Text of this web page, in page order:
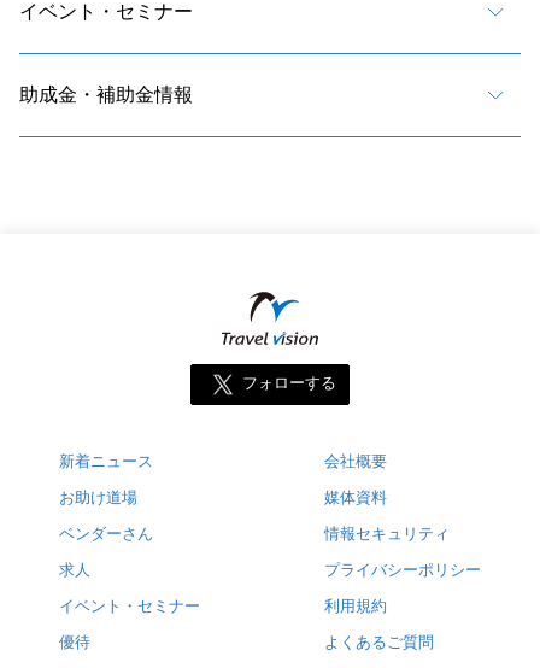
イベント・セミナー
助成金・補助金情報
フォローする
新着ニュース
お助け道場
ベンダーさん
求人
イベント・セミナー
優待
会社概要
媒体資料
情報セキュリティ
プライバシーポリシー
利用規約
よくあるご質問